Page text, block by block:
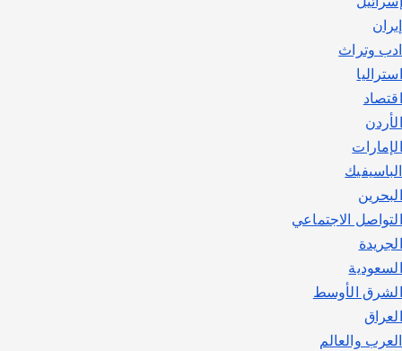
إيران
ادب وتراث
استراليا
اقتصاد
الأردن
الإمارات
الباسيفيك
البحرين
التواصل الاجتماعي
الجريدة
السعودية
الشرق الأوسط
العراق
العرب والعالم